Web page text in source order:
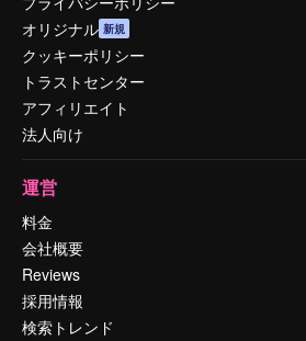
オリジナル 新規
クッキーポリシー
トラストセンター
アフィリエイト
法人向け
運営
料金
会社概要
Reviews
採用情報
検索トレンド